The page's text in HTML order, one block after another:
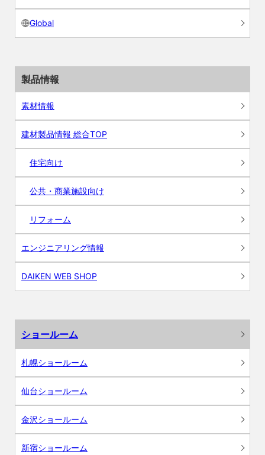
Global
製品情報
素材情報
建材製品情報 総合TOP
住宅向け
公共・商業施設向け
リフォーム
エンジニアリング情報
DAIKEN WEB SHOP
ショールーム
札幌ショールーム
仙台ショールーム
金沢ショールーム
新宿ショールーム